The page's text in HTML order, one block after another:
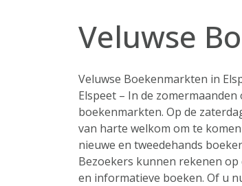
Veluwse
Veluwse Boekenmarkten in
Elspeet – In de
boekenmarkten. Op de
van harte welkom om te
nieuwe en tweedehands
Bezoekers kunnen rekenen
en informatieve boeken. Of u